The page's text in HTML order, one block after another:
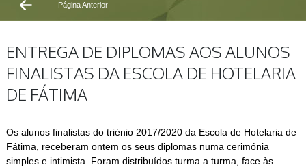
Página Anterior
ENTREGA DE DIPLOMAS AOS ALUNOS
FINALISTAS DA ESCOLA DE HOTELARIA
DE FÁTIMA
Os alunos finalistas do triénio 2017/2020 da Escola de Hotelaria de
Fátima, receberam ontem os seus diplomas numa cerimónia
simples e intimista. Foram distribuídos turma a turma, face às